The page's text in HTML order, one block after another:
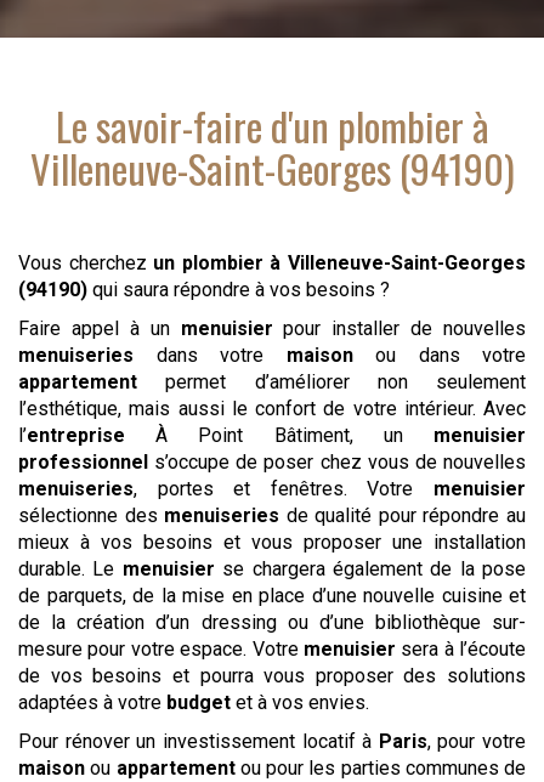
Le savoir-faire d'un plombierà
Villeneuve-Saint-Georges (94190)
Vous cherchez un plombier à Villeneuve-Saint-Georges
(94190) qui saura répondre à vos besoins ?
Faire appel à un menuisier pour installer de nouvelles
menuiseries dans votre maisonou dans votre
appartement permet d’améliorer non seulement
l’esthétique, mais aussi le confort de votre intérieur. Avec
l’entreprise À Point Bâtiment, un menuisier
professionnel s’occupe de poser chez vous de nouvelles
menuiseries, portes et fenêtres. Votre menuisier
sélectionne des menuiseries de qualité pour répondre au
mieux à vos besoins et vous proposer une installation
durable. Le menuisier se chargera également de la pose
de parquets, de la mise en place d’une nouvelle cuisine et
de la création d’un dressing ou d’une bibliothèque sur-
mesure pour votre espace. Votre menuisier sera à l’écoute
de vos besoins et pourra vous proposer des solutions
adaptées à votre budget et à vos envies.
Pour rénover un investissement locatif à Paris, pour votre
maison ou appartementou pour les parties communes de